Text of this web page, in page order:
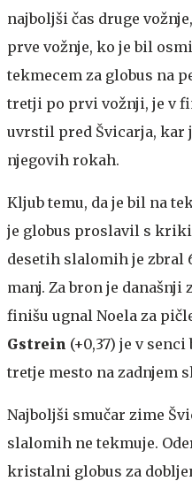
najboljši čas druge
prve vožnje, ko je bil
tekmecem za globus na
tretji po prvi vožnji, je v
uvrstil pred Švicarja, kar
njegovih rokah.
Kljub temu, da je bil na
je globus proslavil s
desetih slalomih je zbral
manj. Za bron je današnji
finišu ugnal Noela za
Gstrein (+0,37) je v
tretje mesto na zadnjem
Najboljši smučar zime
slalomih ne tekmuje.
kristalni globus za